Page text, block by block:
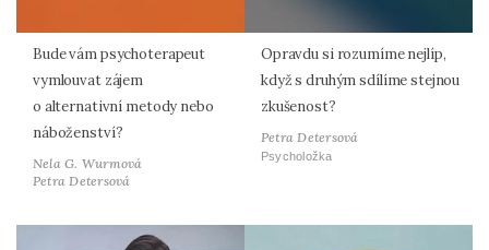
Bude vám psychoterapeut
vymlouvat zájem
o alternativní metody nebo
náboženství?
Nela G. Wurmová
Petra Detersová
Opravdu si rozumíme nejlíp,
když s druhým sdílíme stejnou
zkušenost?
Petra Detersová
Psycholožka